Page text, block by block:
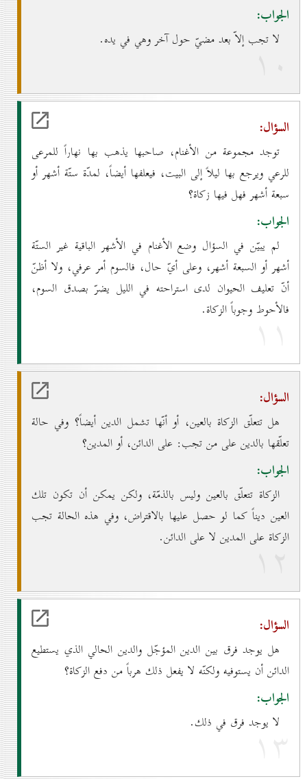
الجواب:
لا تجب إلاّ بعد مضيّ حول آخر وهي في يده.
۱٠
السؤال:
توجد مجموعة من الأغنام، صاحبها يذهب بها نهاراً للمرعى
للرعي ويرجع بها ليلاً إلى البيت، فيعلفها أيضاً، لمدّة ستّة أشهر أو
سبعة أشهر فهل فيها زكاة؟
الجواب:
لم يبيّن في السؤال وضع الأغنام في الأشهر الباقية غير الستّة
أشهر أو السبعة أشهر، وعلى أيّ حال، فالسوم أمر عرفي، ولا أظنّ
أنّ تعليف الحيوان لدى استراحته في الليل يضرّ بصدق السوم،
فالأحوط وجوباً الزكاة.
۱۱
السؤال:
هل تتعلّق الزكاة بالعين، أو أنّها تشمل الدين أيضاً؟ وفي حالة
تعلّقها بالدين على من تجب: على الدائن، أو المدين؟
الجواب:
الزكاة تتعلّق بالعين وليس بالذمّة، ولكن يمكن أن تكون تلك
العين ديناً كما لو حصل عليها بالاقتراض، وفي هذه الحالة تجب
الزكاة على المدين لا على الدائن.
۱۲
السؤال:
هل يوجد فرق بين الدين المؤجّل والدين الحالي الذي يستطيع
الدائن أن يستوفيه ولكنّه لا يفعل ذلك هرباً من دفع الزكاة؟
الجواب:
لا يوجد فرق في ذلك.
۱۳